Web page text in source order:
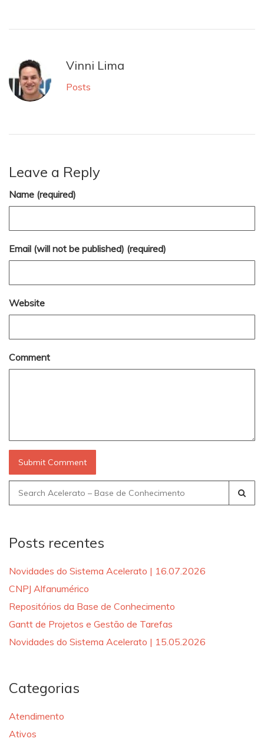
Vinni Lima
Posts
Leave a Reply
Name (required)
Email (will not be published) (required)
Website
Comment
Search
for:
Posts recentes
Novidades do Sistema Acelerato | 16.07.2026
CNPJ Alfanumérico
Repositórios da Base de Conhecimento
Gantt de Projetos e Gestão de Tarefas
Novidades do Sistema Acelerato | 15.05.2026
Categorias
Atendimento
Ativos